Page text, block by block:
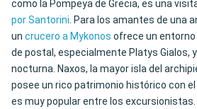
como la Pompeya de Grecia, es una
por Santorini. Para los amantes de una
un crucero a Mykonos ofrece un
de postal, especialmente Platys Gialos,
nocturna. Naxos, la mayor isla del
posee un rico patrimonio histórico con
es muy popular entre los excursionistas.